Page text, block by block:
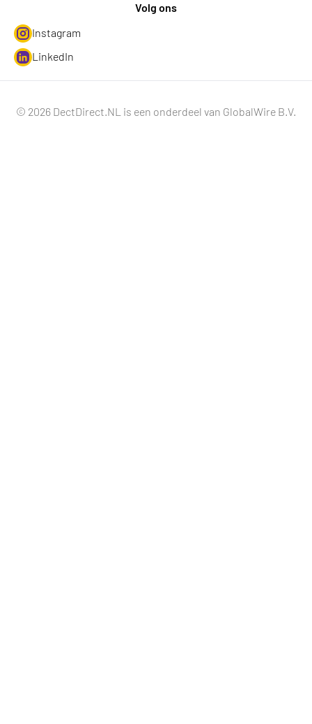
Volg ons
Instagram
LinkedIn
© 2026 DectDirect.NL is een onderdeel van GlobalWire B.V.